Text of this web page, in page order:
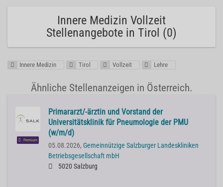
Innere Medizin Vollzeit
Stellenangebote in Tirol (0)
Innere Medizin Tirol Vollzeit Lehre
Ähnliche Stellenanzeigen in Österreich.
Premium
Primararzt/-ärztin und Vorstand der
Universitätsklinik für Pneumologie der PMU
(w/m/d)
05.08.2026, Gemeinnützige Salzburger Landeskliniken
Betriebsgesellschaft mbH
5020 Salzburg